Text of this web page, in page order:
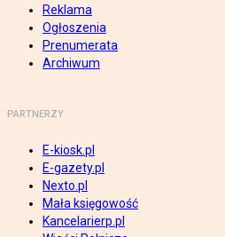
Reklama
Ogłoszenia
Prenumerata
Archiwum
PARTNERZY
E-kiosk.pl
E-gazety.pl
Nexto.pl
Mała księgowość
Kancelarierp.pl